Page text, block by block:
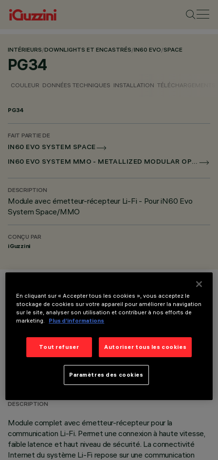
INTÉRIEURS/DOWNLIGHTS ET ENCASTRÉS/IN60 EVO/SPACE
PG34
COULEUR DONNÉES TECHNIQUES INSTALLATION TÉLÉCHARGEMENTS
PG34
FAIT PARTIE DE
IN60 EVO SYSTEM SPACE
IN60 EVO SYSTEM MMO - METALLIZED MODULAR OPTIC
DESCRIPTION
Module avec émetteur-récepteur Li-Fi - Pour iN60 Evo
System Space/MMO
CONÇU PAR
iGuzzini
COULEUR
DONNÉES TECHNIQUES
DESCRIPTION
Module complet avec émetteur-récepteur pour la
communication Li-Fi. Permet une connexion à haute vitesse,
faible latence et haut niveau de sécurité. La connectivité
Internet du système Li-Fi repose sur une communication
En cliquant sur « Accepter tous les cookies », vous acceptez le
stockage de cookies sur votre appareil pour améliorer la navigation
sur le site, analyser son utilisation et contribuer à nos efforts de
marketing.
Plus d’informations
Tout refuser Autoriser tous les cookies
Paramètres des cookies